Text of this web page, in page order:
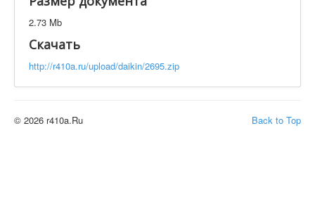
Элементов на страницу
2.73 Mb
Скачать
http://r410a.ru/upload/daikin/2695.zip
Back to Top
© 2026 r410a.Ru